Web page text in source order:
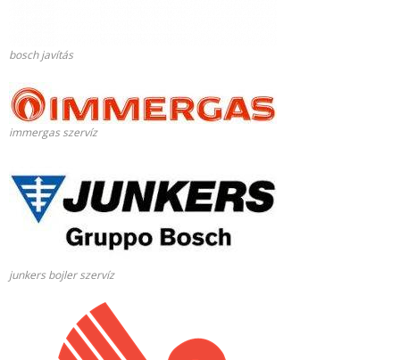
bosch javítás
immergas szervíz
junkers bojler szervíz